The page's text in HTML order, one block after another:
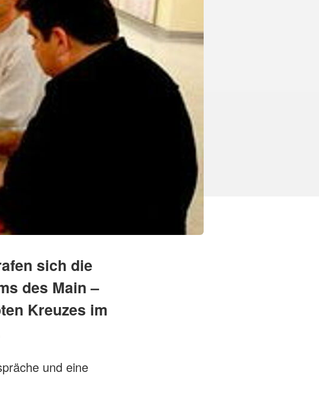
sich die
des Main –
Kreuzes im
und eine